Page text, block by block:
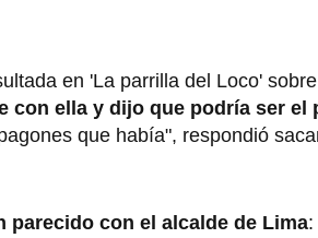
en 'La parrilla del Loco'
con ella y dijo que podría ser el
que había", respondió
parecido con el alcalde de Lima